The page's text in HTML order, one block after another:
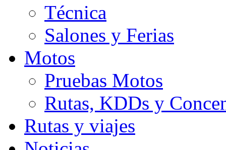
Técnica
Salones y Ferias
Motos
Pruebas Motos
Rutas, KDDs y
Rutas y viajes